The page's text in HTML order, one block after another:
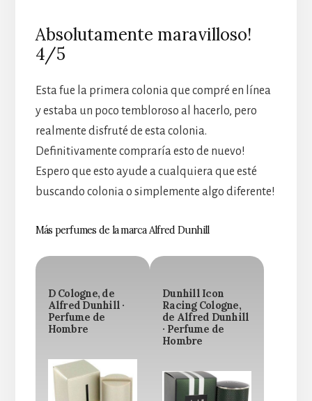
Absolutamente maravilloso!
4/5
Esta fue la primera colonia que compré en línea
y estaba un poco tembloroso al hacerlo, pero
realmente disfruté de esta colonia.
Definitivamente compraría esto de nuevo!
Espero que esto ayude a cualquiera que esté
buscando colonia o simplemente algo diferente!
Más perfumes de la marca Alfred Dunhill
D Cologne, de
Alfred Dunhill ·
Perfume de
Hombre
Dunhill Icon
Racing Cologne,
de Alfred Dunhill
· Perfume de
Hombre